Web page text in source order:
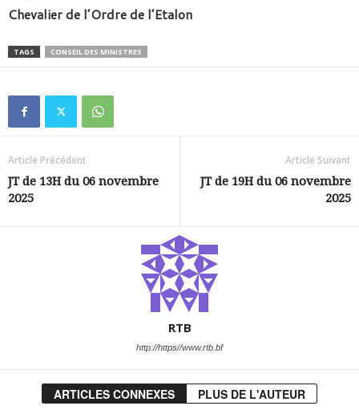
Chevalier de l’Ordre de l’Etalon
TAGS CONSEIL DES MINISTRES
Article Précédent
JT de 13H du 06 novembre
2025
Article Suivant
JT de 19H du 06 novembre
2025
RTB
http://https//www.rtb.bf
ARTICLES CONNEXES PLUS DE L'AUTEUR